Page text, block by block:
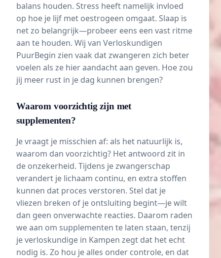
balans houden. Stress heeft namelijk invloed
op hoe je lijf met oestrogeen omgaat. Slaap is
net zo belangrijk—probeer eens een vast ritme
aan te houden. Wij van Verloskundigen
PuurBegin zien vaak dat zwangeren zich beter
voelen als ze hier aandacht aan geven. Hoe zou
jij meer rust in je dag kunnen brengen?
Waarom voorzichtig zijn met
supplementen?
Je vraagt je misschien af: als het natuurlijk is,
waarom dan voorzichtig? Het antwoord zit in
de onzekerheid. Tijdens je zwangerschap
verandert je lichaam continu, en extra stoffen
kunnen dat proces verstoren. Stel dat je
vliezen breken of je ontsluiting begint—je wilt
dan geen onverwachte reacties. Daarom raden
we aan om supplementen te laten staan, tenzij
je verloskundige in Kampen zegt dat het echt
nodig is. Zo hou je alles onder controle, en dat